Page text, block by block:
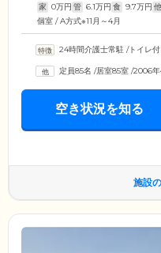
家 0万円 管 6.1万円 食 9.7万円 他
個室 / A方式※11月～4月
24時間介護士常駐 /トイレ
定員85名 /居室85室 /2006
空き状況を知る
施設